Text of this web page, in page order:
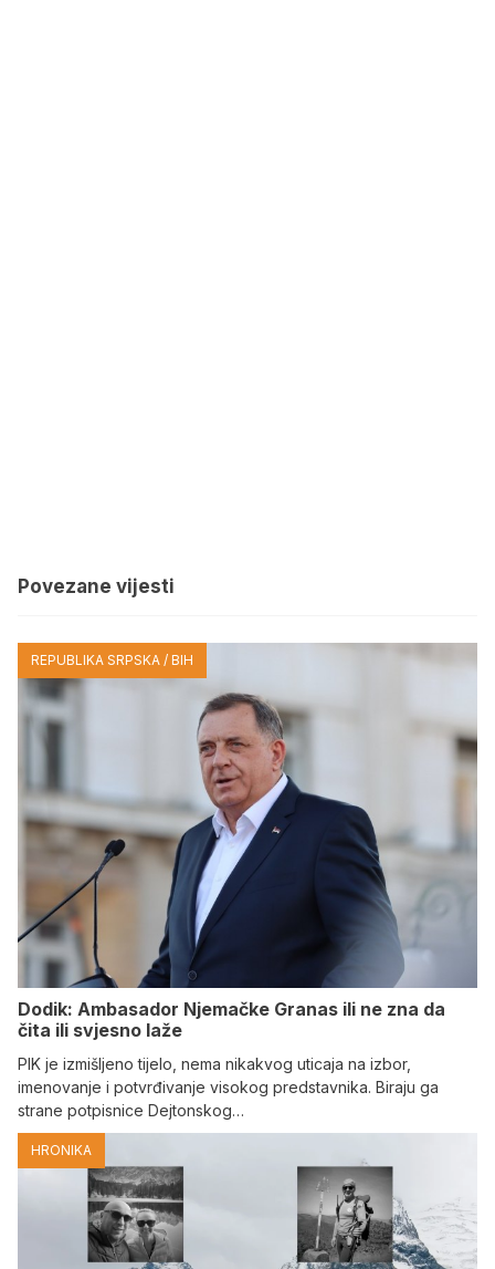
Povezane vijesti
REPUBLIKA SRPSKA / BIH
Dodik: Ambasador Njemačke Granas ili ne zna da
čita ili svjesno laže
PIK je izmišljeno tijelo, nema nikakvog uticaja na izbor,
imenovanje i potvrđivanje visokog predstavnika. Biraju ga
strane potpisnice Dejtonskog…
HRONIKA